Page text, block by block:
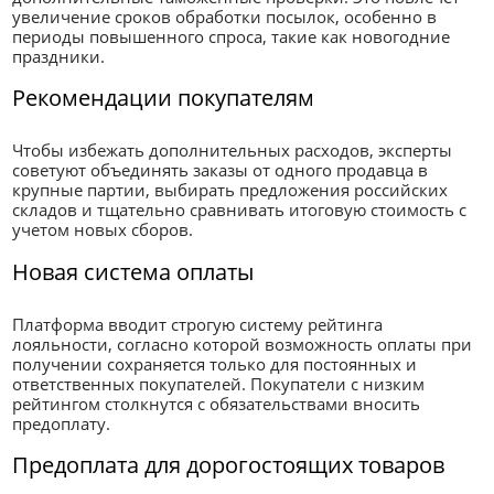
увеличение сроков обработки посылок, особенно в
периоды повышенного спроса, такие как новогодние
праздники.
Рекомендации покупателям
Чтобы избежать дополнительных расходов, эксперты
советуют объединять заказы от одного продавца в
крупные партии, выбирать предложения российских
складов и тщательно сравнивать итоговую стоимость с
учетом новых сборов.
Новая система оплаты
Платформа вводит строгую систему рейтинга
лояльности, согласно которой возможность оплаты при
получении сохраняется только для постоянных и
ответственных покупателей. Покупатели с низким
рейтингом столкнутся с обязательствами вносить
предоплату.
Предоплата для дорогостоящих товаров